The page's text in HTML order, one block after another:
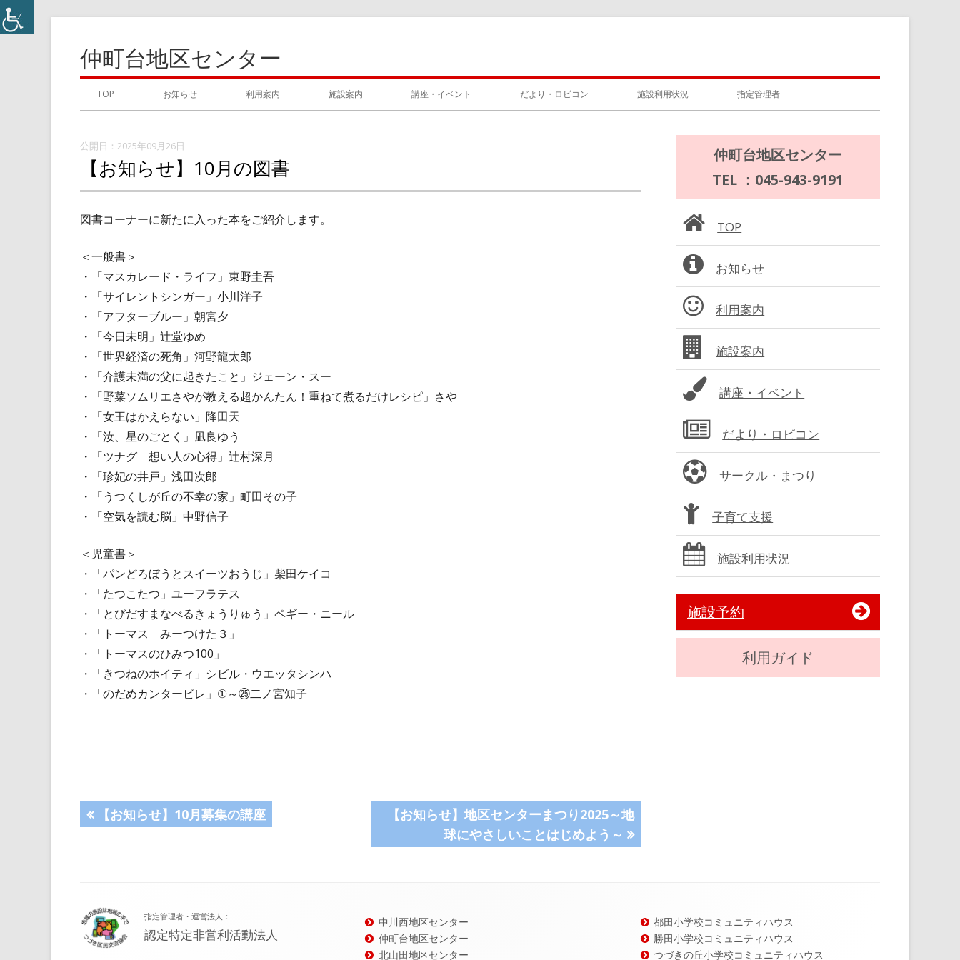
コ
仲町台地区センター
ン
メ
ニ
ー
TOP お知らせ 利用案内 施設案内 講座・イベント だより・ロビコン 施設利用状況 指定管理者
2025年09月26日
【お知らせ】10月の図書
図書コーナーに新たに入った本をご紹介します。
＜一般書＞
・「マスカレード・ライフ」東野圭吾
・「サイレントシンガー」小川洋子
・「アフターブルー」朝宮夕
・「今日未明」辻堂ゆめ
・「世界経済の死角」河野龍太郎
・「介護未満の父に起きたこと」ジェーン・スー
・「野菜ソムリエさやが教える超かんたん！重ねて煮るだけレシピ」さや
・「女王はかえらない」降田天
・「汝、星のごとく」凪良ゆう
・「ツナグ 想い人の心得」辻村深月
・「珍妃の井戸」浅田次郎
・「うつくしが丘の不幸の家」町田その子
・「空気を読む脳」中野信子
＜児童書＞
・「パンどろぼうとスイーツおうじ」柴田ケイコ
・「たつこたつ」ユーフラテス
・「とびだすまなべるきょうりゅう」ペギー・ニール
・「トーマス みーつけた３」
・「トーマスのひみつ100」
・「きつねのホイティ」シビル・ウエッタシンハ
・「のだめカンタービレ」①～㉕二ノ宮知子
投
ビ
ゲ
前
【お知らせ】10月募集の講座
次
【お知らせ】地区センターまつり2025～地
球にやさしいことはじめよう～
ン
サ
イ
ド
バ
ー
仲町台地区センター
TEL ：045-943-9191
TOP
お知らせ
利用案内
施設案内
講座・イベント
だより・ロビコン
サークル・まつり
子育て支援
施設利用状況
施設予約
利用ガイド
ッ
タ
指定管理者・運営法人：
認定特定非営利活動法人
中川西地区センター
仲町台地区センター
北山田地区センター
都田小学校コミュニティハウス
勝田小学校コミュニティハウス
つづきの丘小学校コミュニティハウス